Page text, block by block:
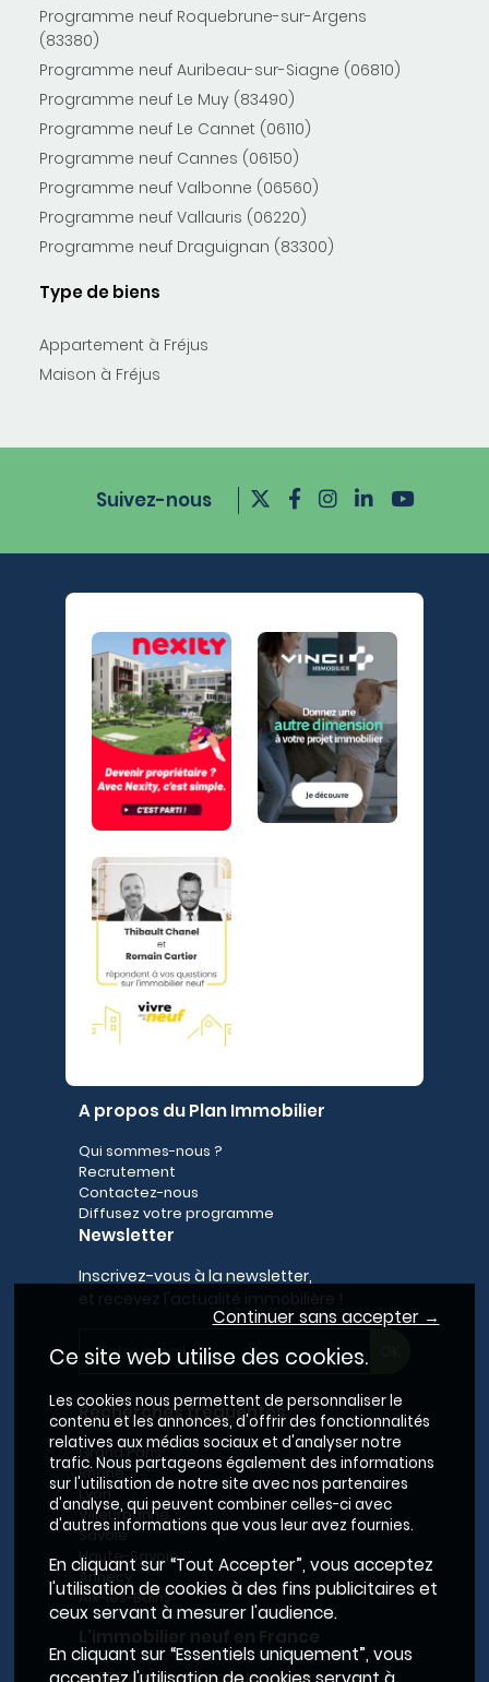
Programme neuf Roquebrune-sur-Argens
(83380)
Programme neuf Auribeau-sur-Siagne (06810)
Programme neuf Le Muy (83490)
Programme neuf Le Cannet (06110)
Programme neuf Cannes (06150)
Programme neuf Valbonne (06560)
Programme neuf Vallauris (06220)
Programme neuf Draguignan (83300)
Type de biens
Appartement à Fréjus
Maison à Fréjus
Suivez-nous
A propos du Plan Immobilier
Qui sommes-nous ?
Recrutement
Contactez-nous
Diffusez votre programme
Newsletter
Inscrivez-vous à la newsletter,
Recherches fréquentes
Grand Paris
Rhône
Lyon
Villeurbanne
Savoie
Haute-Savoie
Annecy
Aix-les-Bains
Le BRS dans la Métropole de Lyon
Continuer sans accepter →
Ce site web utilise des cookies.
Les cookies nous permettent de personnaliser le
contenu et les annonces, d'offrir des fonctionnalités
relatives aux médias sociaux et d'analyser notre
trafic. Nous partageons également des informations
sur l'utilisation de notre site avec nos partenaires
d'analyse, qui peuvent combiner celles-ci avec
d'autres informations que vous leur avez fournies.
En cliquant sur “Tout Accepter”, vous acceptez
l'utilisation de cookies à des fins publicitaires et
ceux servant à mesurer l'audience.
En cliquant sur “Essentiels uniquement”, vous